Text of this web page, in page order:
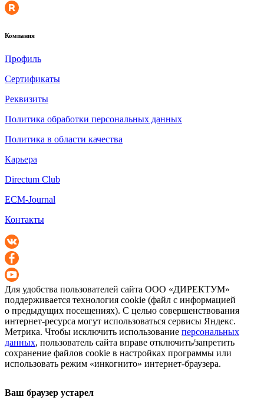
Компания
Профиль
Сертификаты
Реквизиты
Политика обработки персональных данных
Политика в области качества
Карьера
Directum Club
ECM-Journal
Контакты
Для удобства пользователей сайта ООО «ДИРЕКТУМ»
поддерживается технология cookie (файл с информацией
о предыдущих посещениях). С целью совершенствования
интернет-ресурса могут использоваться сервисы Яндекс.
Метрика. Чтобы исключить использование персональных
данных, пользователь сайта вправе отключить/запретить
сохранение файлов cookie в настройках программы или
использовать режим «инкогнито» интернет-браузера.
Ваш браузер устарел